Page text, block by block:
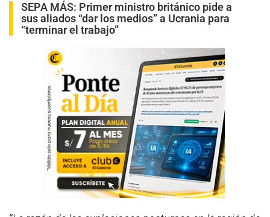
SEPA MÁS: Primer ministro británico pide a
sus aliados “dar los medios” a Ucrania para
“terminar el trabajo”